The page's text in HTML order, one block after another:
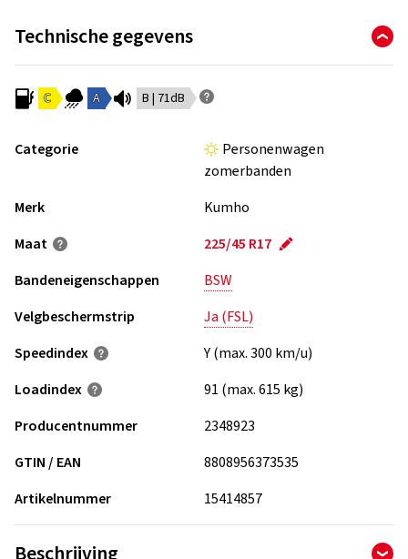
Technische gegevens
C A B | 71dB
Categorie
Personenwagen
zomerbanden
Merk
Kumho
Maat
225/45 R17
Bandeneigenschappen
BSW
Velgbeschermstrip
Ja (FSL)
Speedindex
Y (max. 300 km/u)
Loadindex
91 (max. 615 kg)
Producentnummer
2348923
GTIN / EAN
8808956373535
Artikelnummer
15414857